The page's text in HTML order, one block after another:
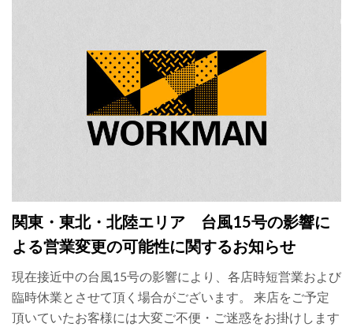
関東・東北・北陸エリア 台風15号の影響に
よる営業変更の可能性に関するお知らせ
現在接近中の台風15号の影響により、各店時短営業および
臨時休業とさせて頂く場合がございます。 来店をご予定
頂いていたお客様には大変ご不便・ご迷惑をお掛けします